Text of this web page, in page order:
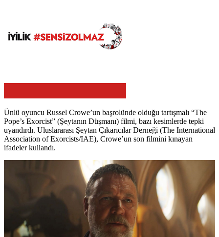
Ünlü oyuncu Russel Crowe’un başrolünde olduğu tartışmalı “The
Pope’s Exorcist” (Şeytanın Düşmanı) filmi, bazı kesimlerde tepki
uyandırdı. Uluslararası Şeytan Çıkarıcılar Derneği (The International
Association of Exorcists/IAE), Crowe’un son filmini kınayan
ifadeler kullandı.